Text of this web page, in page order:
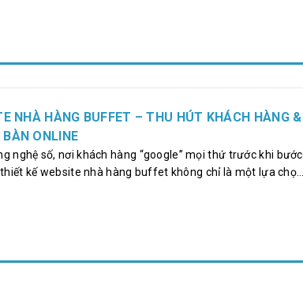
NHÀ HÀNG BUFFET – THU HÚT KHÁCH HÀNG &
ONLINE
nghệ số, nơi khách hàng “google” mọi thứ trước khi bước
kế website nhà hàng buffet không chỉ là một lựa chọn
bẩy mạnh mẽ giúp tăng lượng khách và đặt bàn trực
trường ẩm…